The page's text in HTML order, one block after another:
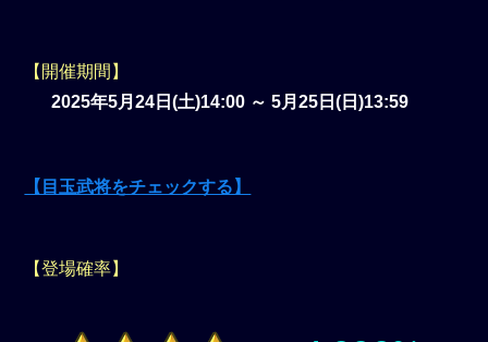
【開催期間】
2025年5月24日(土)14:00 ～ 5月25日(日)13:59
【目玉武将をチェックする】
【登場確率】